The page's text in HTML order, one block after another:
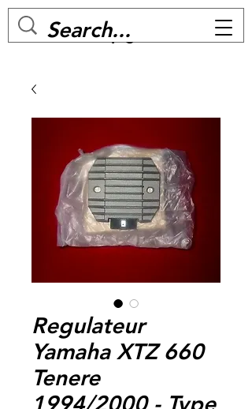
MC BIKE Perpignan
Regulateur
Yamaha XTZ 660
Tenere
1994/2000 - Type